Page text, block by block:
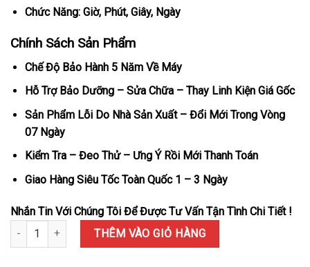
Chức Năng: Giờ, Phút, Giây, Ngày
Chính Sách Sản Phẩm
Chế Độ Bảo Hành 5 Năm Về Máy
Hỗ Trợ Bảo Dưỡng – Sửa Chữa – Thay Linh Kiện Giá Gốc
Sản Phẩm Lỗi Do Nhà Sản Xuất – Đổi Mới Trong Vòng
07 Ngày
Kiểm Tra – Đeo Thử – Ưng Ý Rồi Mới Thanh Toán
Giao Hàng Siêu Tốc Toàn Quốc 1 – 3 Ngày
Nhắn Tin Với Chúng Tôi Để Được Tư Vấn Tận Tình Chi Tiết !
Đồng Hồ Tudor Pelagos M25600TN-0001 Titanium Mặt Đen Viền
THÊM VÀO GIỎ HÀNG